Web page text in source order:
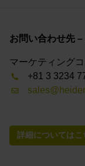
お問い合わせ先
マーケティング
+81 3 3234
詳細については